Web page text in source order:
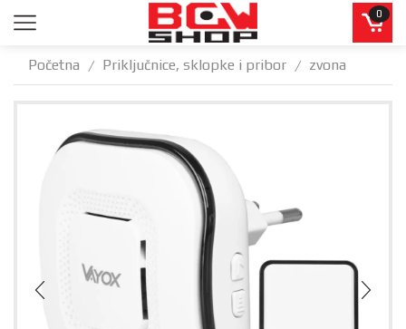
0
Početna / Priključnice, sklopke i pribor / zvona